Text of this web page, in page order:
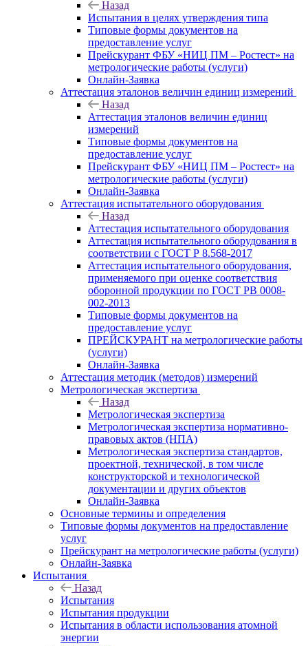
Назад
Испытания в целях утверждения типа
Типовые формы документов на
предоставление услуг
Прейскурант ФБУ «НИЦ ПМ – Ростест» на
метрологические работы (услуги)
Онлайн-Заявка
Аттестация эталонов величин единиц измерений
Назад
Аттестация эталонов величин единиц
измерений
Типовые формы документов на
предоставление услуг
Прейскурант ФБУ «НИЦ ПМ – Ростест» на
метрологические работы (услуги)
Онлайн-Заявка
Аттестация испытательного оборудования
Назад
Аттестация испытательного оборудования
Аттестация испытательного оборудования в
соответствии с ГОСТ Р 8.568-2017
Аттестация испытательного оборудования,
применяемого при оценке соответствия
оборонной продукции по ГОСТ РВ 0008-
002-2013
Типовые формы документов на
предоставление услуг
ПРЕЙСКУРАНТ на метрологические работы
(услуги)
Онлайн-Заявка
Аттестация методик (методов) измерений
Метрологическая экспертиза
Назад
Метрологическая экспертиза
Метрологическая экспертиза нормативно-
правовых актов (НПА)
Метрологическая экспертиза стандартов,
проектной, технической, в том числе
конструкторской и технологической
документации и других объектов
Онлайн-Заявка
Основные термины и определения
Типовые формы документов на предоставление
услуг
Прейскурант на метрологические работы (услуги)
Онлайн-Заявка
Испытания
Назад
Испытания
Испытания продукции
Испытания в области использования атомной
энергии